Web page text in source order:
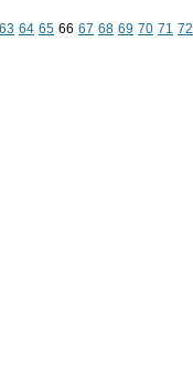
63 64 65 66 67 68 69 70 71 72